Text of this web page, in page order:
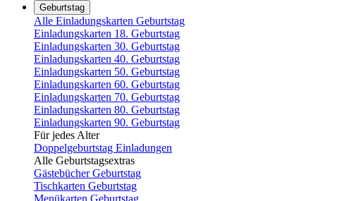
Geburtstag
Alle Einladungskarten Geburtstag
Einladungskarten 18. Geburtstag
Einladungskarten 30. Geburtstag
Einladungskarten 40. Geburtstag
Einladungskarten 50. Geburtstag
Einladungskarten 60. Geburtstag
Einladungskarten 70. Geburtstag
Einladungskarten 80. Geburtstag
Einladungskarten 90. Geburtstag
Für jedes Alter
Doppelgeburtstag Einladungen
Alle Geburtstagsextras
Gästebücher Geburtstag
Tischkarten Geburtstag
Menükarten Geburtstag